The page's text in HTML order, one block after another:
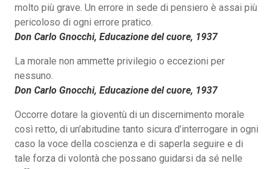
molto più grave. Un errore in sede di pensiero è assai più
pericoloso di ogni errore pratico.
Don Carlo Gnocchi, Educazione del cuore, 1937
La morale non ammette privilegio o eccezioni per
nessuno.
Don Carlo Gnocchi, Educazione del cuore, 1937
Occorre dotare la gioventù di un discernimento morale
così retto, di un’abitudine tanto sicura d’interrogare in ogni
caso la voce della coscienza e di saperla seguire e di
tale forza di volontà che possano guidarsi da sé nelle